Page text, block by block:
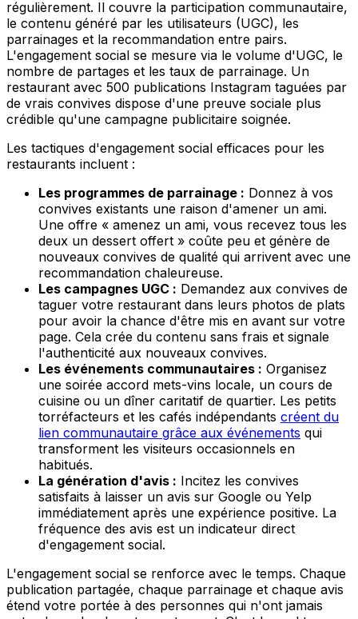
régulièrement. Il couvre la participation communautaire,
le contenu généré par les utilisateurs (UGC), les
parrainages et la recommandation entre pairs.
L'engagement social se mesure via le volume d'UGC, le
nombre de partages et les taux de parrainage. Un
restaurant avec 500 publications Instagram taguées par
de vrais convives dispose d'une preuve sociale plus
crédible qu'une campagne publicitaire soignée.
Les tactiques d'engagement social efficaces pour les
restaurants incluent :
Les programmes de parrainage : Donnez à vos
convives existants une raison d'amener un ami.
Une offre « amenez un ami, vous recevez tous les
deux un dessert offert » coûte peu et génère de
nouveaux convives de qualité qui arrivent avec une
recommandation chaleureuse.
Les campagnes UGC : Demandez aux convives de
taguer votre restaurant dans leurs photos de plats
pour avoir la chance d'être mis en avant sur votre
page. Cela crée du contenu sans frais et signale
l'authenticité aux nouveaux convives.
Les événements communautaires : Organisez
une soirée accord mets-vins locale, un cours de
cuisine ou un dîner caritatif de quartier. Les petits
torréfacteurs et les cafés indépendants créent du
lien communautaire grâce aux événements qui
transforment les visiteurs occasionnels en
habitués.
La génération d'avis : Incitez les convives
satisfaits à laisser un avis sur Google ou Yelp
immédiatement après une expérience positive. La
fréquence des avis est un indicateur direct
d'engagement social.
L'engagement social se renforce avec le temps. Chaque
publication partagée, chaque parrainage et chaque avis
étend votre portée à des personnes qui n'ont jamais